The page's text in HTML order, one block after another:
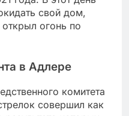
свой дом,
огонь по
в Адлере
комитета
совершил как